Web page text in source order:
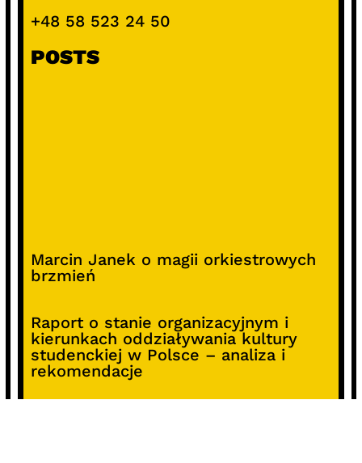
+48 58 523 24 50
POSTS
Marcin Janek o magii orkiestrowych
brzmień
Raport o stanie organizacyjnym i
kierunkach oddziaływania kultury
studenckiej w Polsce – analiza i
rekomendacje